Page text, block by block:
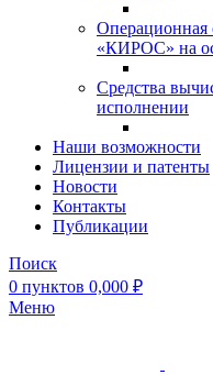
Операционная
«КИРОС» на
Средства
исполнении
Наши возможности
Лицензии и патенты
Новости
Контакты
Публикации
Поиск
0 пунктов 0,000 ₽
Меню